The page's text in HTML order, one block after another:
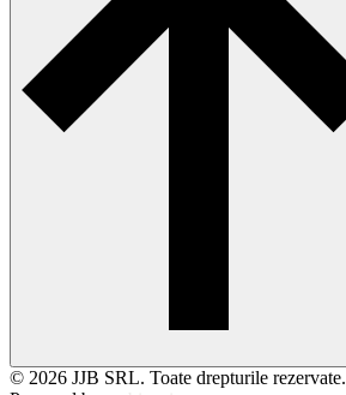
© 2026 JJB SRL. Toate drepturile rezervate.